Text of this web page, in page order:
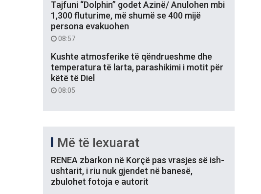
Tajfuni “Dolphin” godet Azinë/ Anulohen mbi
1,300 fluturime, më shumë se 400 mijë
persona evakuohen
08:57
Kushte atmosferike të qëndrueshme dhe
temperatura të larta, parashikimi i motit për
këtë të Diel
08:05
Më të lexuarat
RENEA zbarkon në Korçë pas vrasjes së ish-
ushtarit, i riu nuk gjendet në banesë,
zbulohet fotoja e autorit